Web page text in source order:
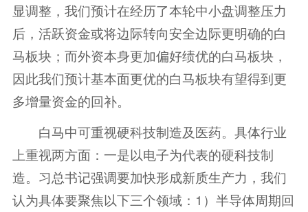
显调整，我们预计在经历了本轮中小盘调整压力
后，活跃资金或将边际转向安全边际更明确的白
马板块；而外资本身更加偏好绩优的白马板块，
因此我们预计基本面更优的白马板块有望得到更
多增量资金的回补。
白马中可重视硬科技制造及医药。具体行业
上重视两方面：一是以电子为代表的硬科技制
造。习总书记强调要加快形成新质生产力，我们
认为具体要聚焦以下三个领域：1）半导体周期回